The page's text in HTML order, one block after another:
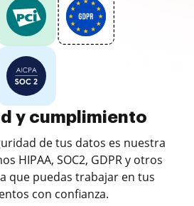
y cumplimiento
de tus datos es nuestra
HIPAA, SOC2, GDPR y otros
que puedas trabajar en tus
con confianza.